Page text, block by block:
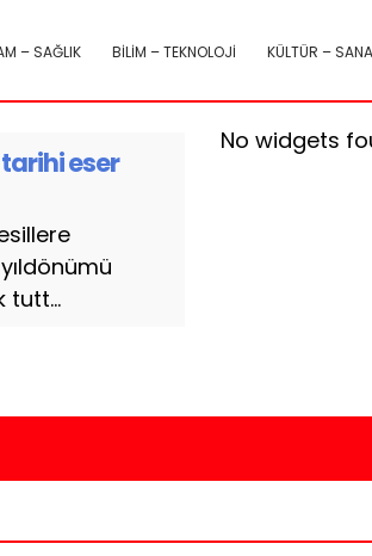
– SAĞLIK BİLİM – TEKNOLOJİ KÜLTÜR –
tarihi eser
tutt...
No widgets